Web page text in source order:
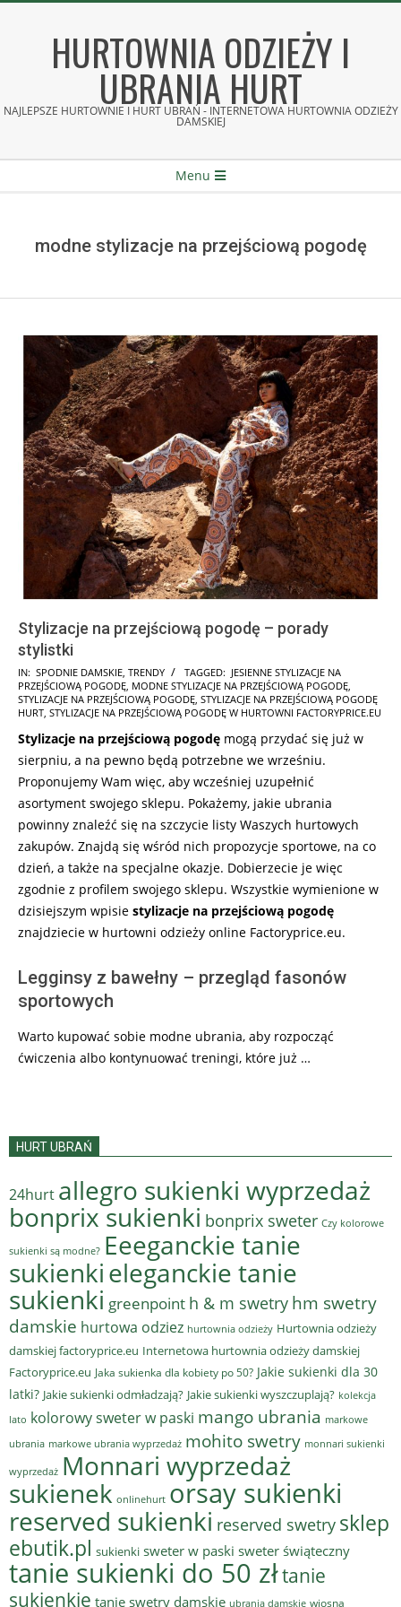
HURTOWNIA ODZIEŻY I
UBRANIA HURT
NAJLEPSZE HURTOWNIE I HURT UBRAŃ - INTERNETOWA HURTOWNIA ODZIEŻY
DAMSKIEJ
Menu
modne stylizacje na przejściową pogodę
Stylizacje na przejściową pogodę – porady
stylistki
2022-
08-
25
IN: SPODNIE DAMSKIE TRENDY TAGGED: JESIENNE STYLIZACJE NA
PRZEJŚCIOWĄ POGODĘ MODNE STYLIZACJE NA PRZEJŚCIOWĄ POGODĘ
STYLIZACJE NA PRZEJŚCIOWĄ POGODĘ STYLIZACJE NA PRZEJŚCIOWĄ POGODĘ
HURT STYLIZACJE NA PRZEJŚCIOWĄ POGODĘ W HURTOWNI FACTORYPRICE.EU
Stylizacje na przejściową pogodę mogą przydać się już w
sierpniu, a na pewno będą potrzebne we wrześniu.
Proponujemy Wam więc, aby wcześniej uzupełnić
asortyment swojego sklepu. Pokażemy, jakie ubrania
powinny znaleźć się na szczycie listy Waszych hurtowych
zakupów. Znajdą się wśród nich propozycje sportowe, na co
dzień, a także na specjalne okazje. Dobierzecie je więc
zgodnie z profilem swojego sklepu. Wszystkie wymienione w
dzisiejszym wpisie stylizacje na przejściową pogodę
znajdziecie w hurtowni odzieży online Factoryprice.eu.
Legginsy z bawełny – przegląd fasonów
sportowych
Warto kupować sobie modne ubrania, aby rozpocząć
ćwiczenia albo kontynuować treningi, które już …
HURT UBRAŃ
24hurt allegro sukienki wyprzedaż
bonprix sukienki bonprix sweter Czy kolorowe
sukienki są modne? Eeeganckie tanie
sukienkieleganckie tanie
sukienki greenpoint h & m swetry hm swetry
damskie hurtowa odziez hurtownia odzieży Hurtownia odzieży
damskiej factoryprice.eu Internetowa hurtownia odzieży damskiej
Factoryprice.eu Jaka sukienka dla kobiety po 50? Jakie sukienki dla 30
latki? Jakie sukienki odmładzają? Jakie sukienki wyszczuplają? kolekcja
lato kolorowy sweter w paski mango ubrania markowe
ubrania markowe ubrania wyprzedaż mohito swetry monnari sukienki
wyprzedaż Monnari wyprzedaż
sukienek onlinehurt orsay sukienki
reserved sukienki reserved swetry sklep
ebutik.pl sukienki sweter w paski sweter świąteczny
tanie sukienki do 50 złtanie
sukienkie tanie swetry damskie ubrania damskie wiosna